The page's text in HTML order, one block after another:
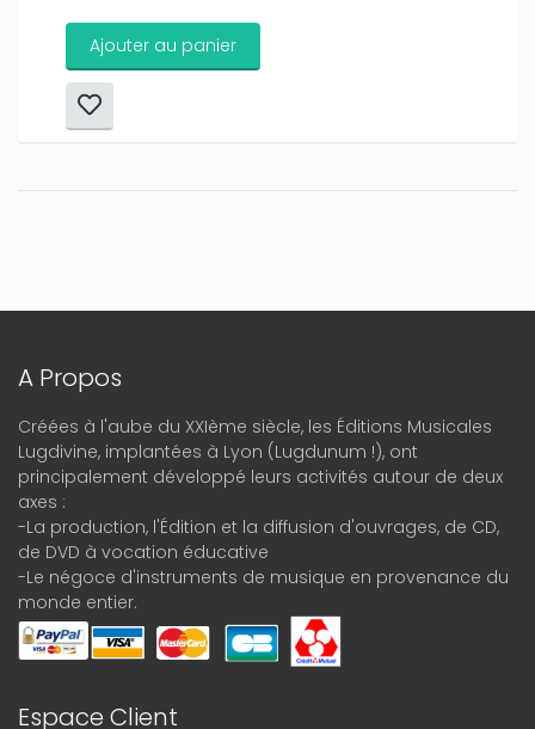
Ajouter au panier
A Propos
Créées à l'aube du XXIème siècle, les Éditions Musicales
Lugdivine, implantées à Lyon (Lugdunum !), ont
principalement développé leurs activités autour de deux
axes :
-La production, l'Édition et la diffusion d'ouvrages, de CD,
de DVD à vocation éducative
-Le négoce d'instruments de musique en provenance du
monde entier.
Espace Client